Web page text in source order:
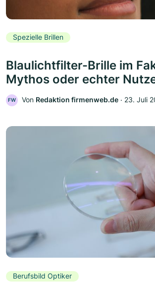
Spezielle Brillen
Blaulichtfilter-Brille im
Mythos oder echter
FW Von Redaktion firmenweb.de ‧ 23. Juli
Berufsbild Optiker